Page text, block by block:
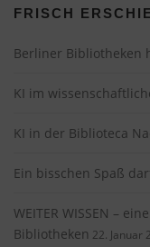
v
g
a
i
n
FRISCH
Berliner Bibliotheken
KI im
KI in der Biblioteca
Ein bisschen Spaß
WEITER WISSEN –
Bibliotheken 22. Januar